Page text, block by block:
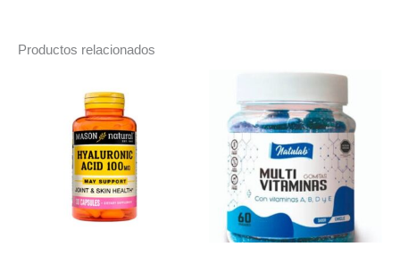
Productos relacionados